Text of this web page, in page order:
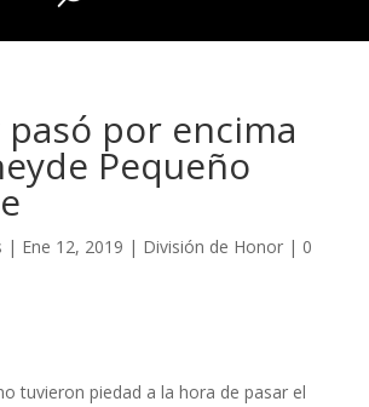
pasó por encima
Pequeño
| Ene 12, 2019 | División de Honor| 0
tuvieron piedad a la hora de pasar el